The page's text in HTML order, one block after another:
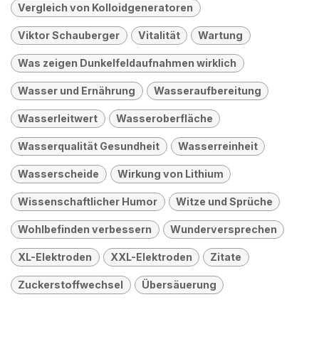
Vergleich von Kolloidgeneratoren
Viktor Schauberger Vitalität Wartung
Was zeigen Dunkelfeldaufnahmen wirklich
Wasser und Ernährung Wasseraufbereitung
Wasserleitwert Wasseroberfläche
Wasserqualität Gesundheit Wasserreinheit
Wasserscheide Wirkung von Lithium
Wissenschaftlicher Humor Witze und Sprüche
Wohlbefinden verbessern Wunderversprechen
XL-Elektroden XXL-Elektroden Zitate
Zuckerstoffwechsel Übersäuerung